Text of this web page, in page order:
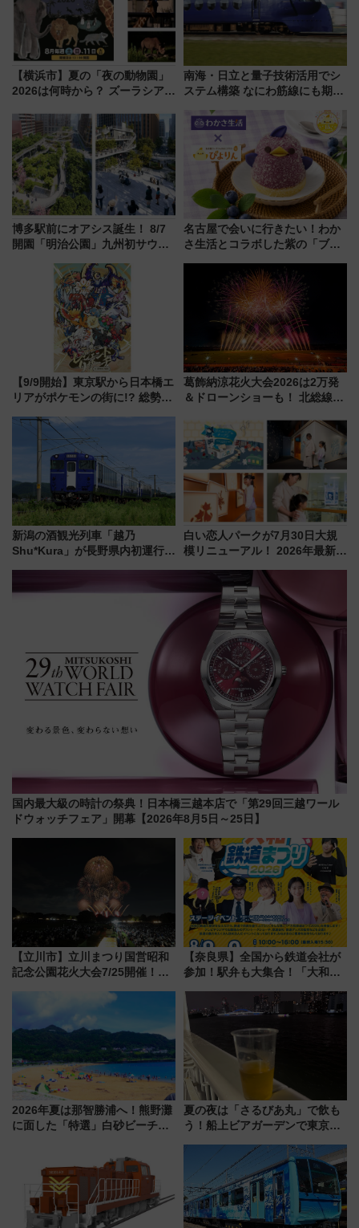
【横浜市】夏の「夜の動物園」
2026は何時から？ ズーラシア・
見どころ、限定イベントを徹底
解説！
南海・日立と量子技術活用でシ
ステム構築 なにわ筋線にも期待
博多駅前にオアシス誕生！ 8/7
開園「明治公園」九州初サウナ
品グルメ登場で駅前の過ごし方
はどう変わる？
名古屋で会いに行きたい！わか
さ生活とコラボした紫の「ブル
【9/9開始】東京駅から日本橋エ
リアがポケモンの街に!? 総勢
リサーチ」本格謎解き・グッズ
情報まとめ
葛飾納涼花火大会2026は2万発
＆ドローンショーも！ 北総線を
車、観覧スポット情報と周辺観
光まとめ（7/28開催）
新潟の酒観光列車「越乃
Shu*Kura」が長野県内初運行！
白い恋人パークが7月30日大規
模リニューアル！ 2026年最新の
と料金・アクセスを徹底解説
（札幌市）
国内最大級の時計の祭典！日本橋三越本店で「第29回三越ワール
ドウォッチフェア」開幕【2026年8月5日～25日】
【立川市】立川まつり国営昭和
記念公園花火大会7/25開催！
混雑に要注意、その理由は
【奈良県】全国から鉄道会社が
参加！駅弁も大集合！「大和鉄
に開催決定
2026年夏は那智勝浦へ！熊野灘
に面した「特選」白砂ビーチは
会」は8月11日開催！
夏の夜は「さるびあ丸」で飲も
う！船上ビアガーデンで東京湾
杯……工場直送生ビールや島グ
ルメが美味い